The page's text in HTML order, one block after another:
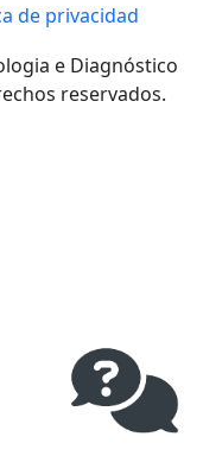
de privacidad
e Diagnóstico
reservados.